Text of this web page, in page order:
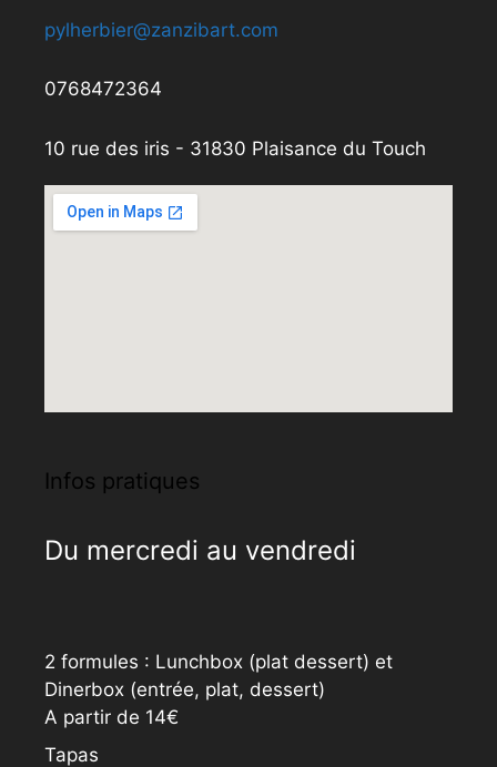
pylherbier@zanzibart.com
0768472364
10 rue des iris - 31830 Plaisance du Touch
Infos pratiques
Du mercredi au vendredi
2 formules : Lunchbox (plat dessert) et
Dinerbox (entrée, plat, dessert)
A partir de 14€
Tapas